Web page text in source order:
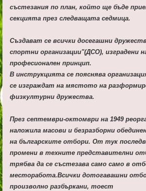
състезания по план, който ще бъде
секцията през следващата седмица.
Създават се всички досегашни
спортни организации"(ДСО), изградени
професионален принцип.
В инструкцията се пояснява
се изграждат на мястото на
физкултурни дружества.
През септември-октомври на 1949
наложила масови и безразборни
на българските отбори. От тук
промени в техните представителни
трябва да се състезава само само в
месторабота.Всички дотогавашни
произволно разбъркани, тоест